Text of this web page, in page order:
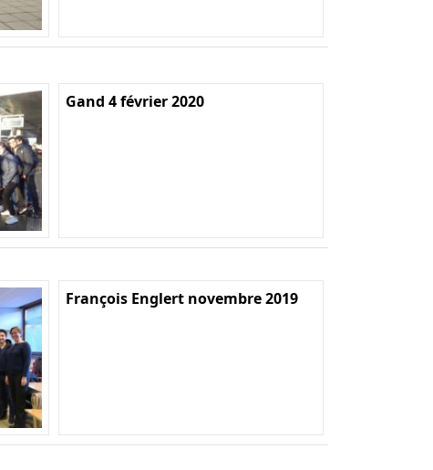
Gand 4 février 2020
François Englert novembre 2019